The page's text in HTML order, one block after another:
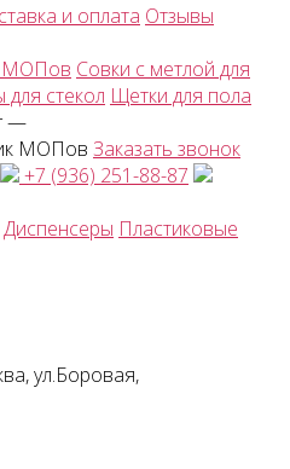
и оплата Отзывы
МОПов Совки с метлой для
для стекол Щетки для пола
—
МОПов Заказать звонок
+7 (936) 251-88-87
Диспенсеры Пластиковые
ул.Боровая,